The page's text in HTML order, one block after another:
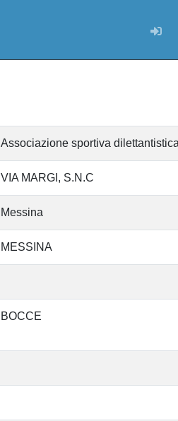
Associazione sportiva
VIA MARGI, S.N.C
Messina
MESSINA
BOCCE